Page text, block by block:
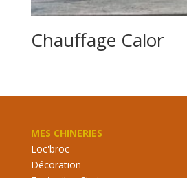
Chauffage Calor
MES CHINERIES
Loc'broc
Décoration